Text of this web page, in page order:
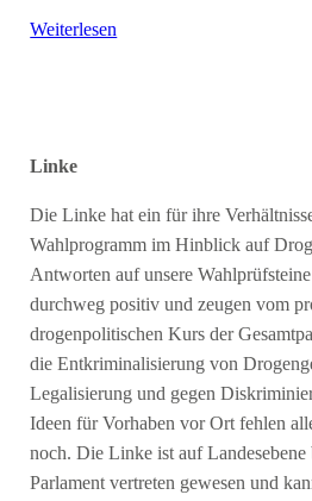
Weiterlesen
Linke
Die Linke hat ein für ihre
Wahlprogramm im Hinblick auf
Antworten auf unsere
durchweg positiv und zeugen vom
drogenpolitischen Kurs der
die Entkriminalisierung von
Legalisierung und gegen
Ideen für Vorhaben vor Ort fehlen
noch. Die Linke ist auf
Parlament vertreten gewesen und